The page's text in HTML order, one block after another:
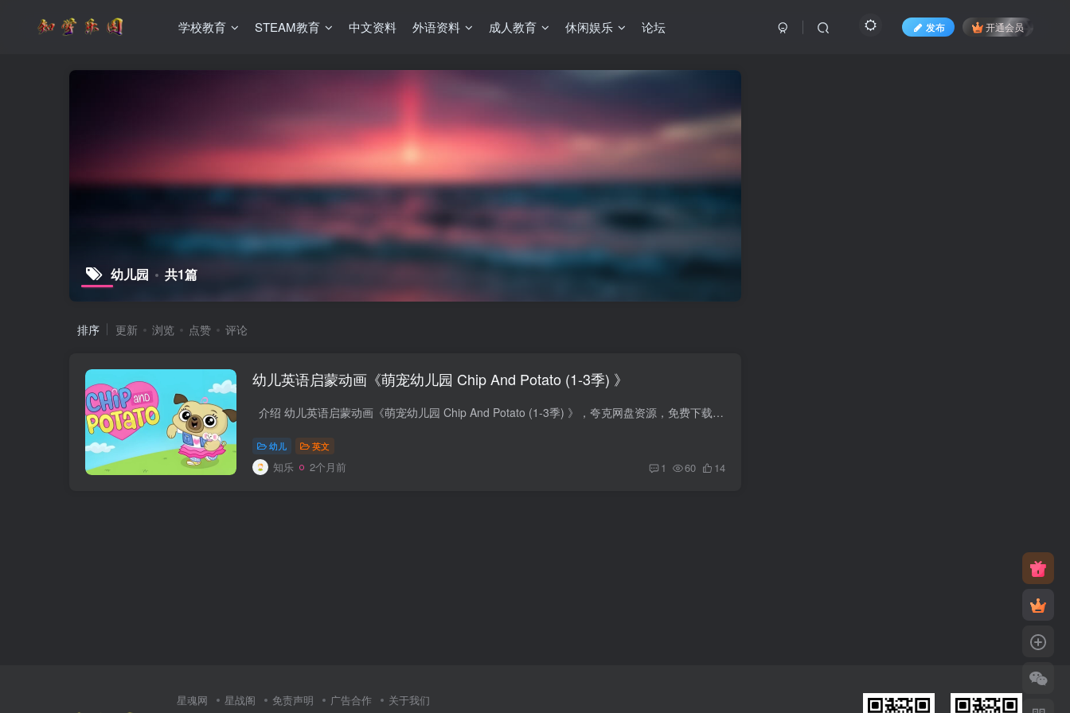
学校教育 STEAM教育 中文资料 外语资料 成人教育 休闲娱乐 论坛 发布 开通会员
幼儿园 共1篇
排序 更新 浏览 点赞 评论
幼儿英语启蒙动画《萌宠幼儿园 Chip And Potato (1-3季) 》
介绍 幼儿英语启蒙动画《萌宠幼儿园 Chip And Potato (1-3季) 》，夸克网盘资源，免费下载。 动画围绕奇普入园后的日常展开，涵盖结交朋友、学习新技能、应对生活变化等幼儿成长常见场景...
幼儿 英文
知乐 2个月前 1 60 14
星魂网 星战阁 免责声明 广告合作 关于我们